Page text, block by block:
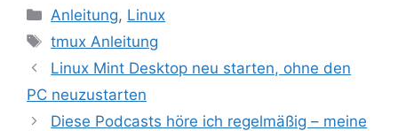
Kategorien
Anleitung, Linux
Schlagwörter
tmux Anleitung
Linux Mint Desktop neu starten, ohne den
PC neuzustarten
Diese Podcasts höre ich regelmäßig – meine